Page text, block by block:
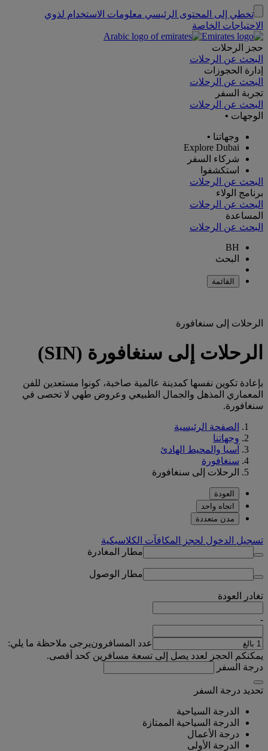
تخطي إلى المحتوى الرئيسي معلومات الاستخدام لذوي
الاحتياجات الخاصة
حجز الرحلات
البحث عن الرحلات
إدارة الحجوزات
البحث عن الرحلات
تجربة السفر
البحث عن الرحلات
الوجهات •
وجهاتنا •
Explore Dubai
شركاء السفر
استكشفوا
البحث عن الرحلات
برنامج الولاء
البحث عن الرحلات
المساعدة
البحث عن الرحلات
BH
البحث
القائمة
الرحلات إلى سنغافورة
الرحلات إلى سنغافورة (SIN)
بإعادة تكوين نفسها كمدينة عالمية صاخبة، كونوا مستعدين للفن
المعماري المذهل والجمال الطبيعي وعروض طهي لا تحصى في
سنغافورة.
الصفحة الرئيسية
وجهاتنا
آسيا والمحيط الهادئ
سنغافورة
الرحلات إلى سنغافورة
العودة
اتجاه واحد
مدن متعددة
تسجيل الدخول لحجز المكافآت الكلاسيكية
مطار المغادرة
مطار الوصول
تغادر العودة
-
عدد المسافرونيرجى ملاحظة ما يلي:
يمكنكم الحجز لعدد يصل إلى تسعة مسافرين كحد أقصى.
درجة السفر
تحديد درجة السفر
الدرجة السياحية
الدرجة السياحية الممتازة
درجة الأعمال
الدرجة الأولى